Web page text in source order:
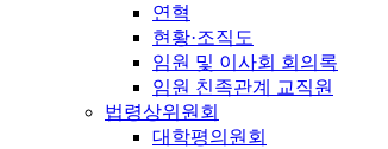
연혁
현황·조직도
임원 및 이사회 회의록
임원 친족관계 교직원
법령상위원회
대학평의원회